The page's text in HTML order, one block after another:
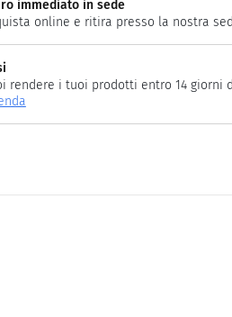
immediato in sede
online e ritira presso la nostra
rendere i tuoi prodotti entro 14 giorni